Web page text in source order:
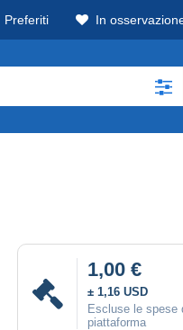
Preferiti In
1,00 €
± 1,16 USD
Escluse le spese
piattaforma